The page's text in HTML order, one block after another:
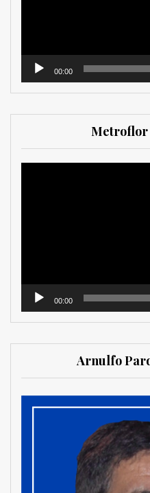
00:00
Metroflor
00:00
Arnulfo